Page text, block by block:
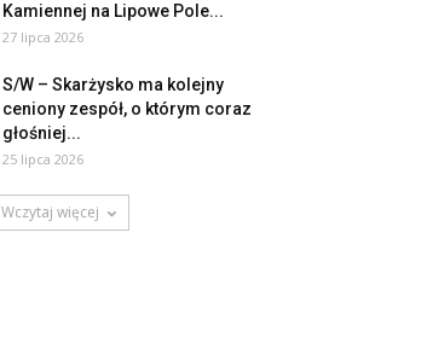
Kamiennej na Lipowe Pole...
27 lipca 2026
S/W – Skarżysko ma kolejny
ceniony zespół, o którym coraz
głośniej...
25 lipca 2026
Wczytaj więcej